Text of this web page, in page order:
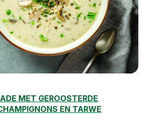
MET GEROOSTERDE
EN TARWE